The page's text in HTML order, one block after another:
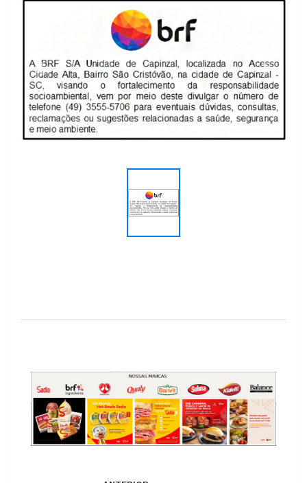
Previous Next